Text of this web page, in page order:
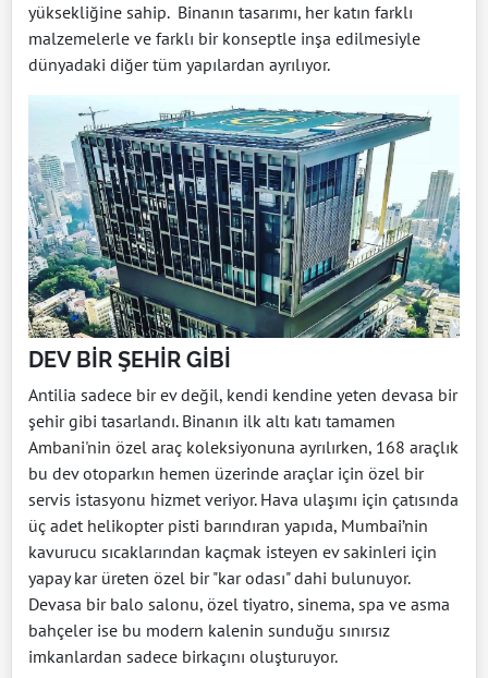
yüksekliğine sahip. Binanın tasarımı, her katın farklı
malzemelerle ve farklı bir konseptle inşa edilmesiyle
dünyadaki diğer tüm yapılardan ayrılıyor.
DEV BİR ŞEHİR GİBİ
Antilia sadece bir ev değil, kendi kendine yeten devasa bir
şehir gibi tasarlandı. Binanın ilk altı katı tamamen
Ambani'nin özel araç koleksiyonuna ayrılırken, 168 araçlık
bu dev otoparkın hemen üzerinde araçlar için özel bir
servis istasyonu hizmet veriyor. Hava ulaşımı için çatısında
üç adet helikopter pisti barındıran yapıda, Mumbai’nin
kavurucu sıcaklarından kaçmak isteyen ev sakinleri için
yapay kar üreten özel bir "kar odası" dahi bulunuyor.
Devasa bir balo salonu, özel tiyatro, sinema, spa ve asma
bahçeler ise bu modern kalenin sunduğu sınırsız
imkanlardan sadece birkaçını oluşturuyor.